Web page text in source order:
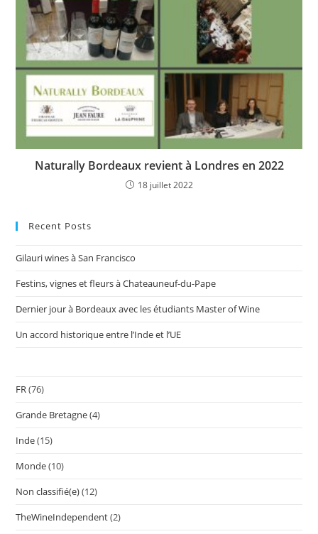
Naturally Bordeaux revient à Londres en 2022
18 juillet 2022
Recent Posts
Gilauri wines à San Francisco
Festins, vignes et fleurs à Chateauneuf-du-Pape
Dernier jour à Bordeaux avec les étudiants Master of Wine
Un accord historique entre l’Inde et l’UE
FR(76)
Grande Bretagne(4)
Inde(15)
Monde(10)
Non classifié(e)(12)
TheWineIndependent(2)